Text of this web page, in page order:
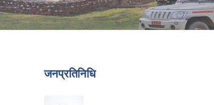
जनप्रतिनिधि